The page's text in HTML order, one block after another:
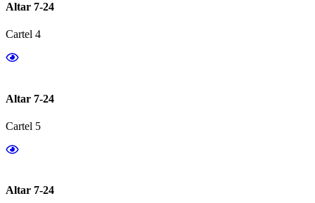
Altar 7-24
Cartel 4
Altar 7-24
Cartel 5
Altar 7-24